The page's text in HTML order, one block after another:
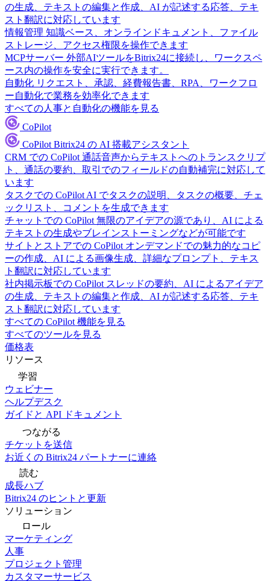
の生成、テキストの編集と作成、AI が記述する応答、テキ
スト翻訳に対応しています
情報管理 知識ベース、オンラインドキュメント、ファイル
ストレージ、アクセス権限を操作できます
MCPサーバー 外部AIツールをBitrix24に接続し、ワークスペ
ース内の操作を安全に実行できます。
自動化 リクエスト、承認、経費報告書、RPA、ワークフロ
ー自動化で業務を効率化できます
すべての人事と自動化の機能を見る
CoPilot
CoPilot Bitrix24 の AI 搭載アシスタント
CRM での CoPilot 通話音声からテキストへのトランスクリプ
ト、通話の要約、取引でのフィールドの自動補完に対応して
います
タスクでの CoPilot AI でタスクの説明、タスクの概要、チェ
ックリスト、コメントを生成できます
チャットでの CoPilot 無限のアイデアの源であり、AI による
テキストの生成やブレインストーミングなどが可能です
サイトとストアでの CoPilot オンデマンドでの魅力的なコピ
ーの作成、AI による画像生成、詳細なプロンプト、テキス
ト翻訳に対応しています
社内掲示板での CoPilot スレッドの要約、AI によるアイデア
の生成、テキストの編集と作成、AI が記述する応答、テキ
スト翻訳に対応しています
すべての CoPilot 機能を見る
すべてのツールを見る
価格表
リソース
学習
ウェビナー
ヘルプデスク
ガイドと API ドキュメント
つながる
チケットを送信
お近くの Bitrix24 パートナーに連絡
読む
成長ハブ
Bitrix24 のヒントと更新
ソリューション
ロール
マーケティング
人事
プロジェクト管理
カスタマーサービス